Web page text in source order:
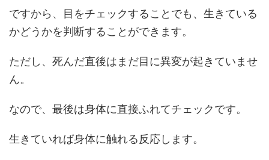
ですから、目をチェックすることでも、生きている
かどうかを判断することができます。
ただし、死んだ直後はまだ目に異変が起きていませ
ん。
なので、最後は身体に直接ふれてチェックです。
生きていれば身体に触れる反応します。